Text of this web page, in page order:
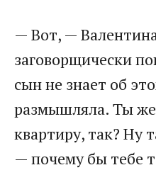
— Вот, —
заговорщически
сын не знает об
размышляла. Ты
квартиру, так? Ну
— почему бы тебе